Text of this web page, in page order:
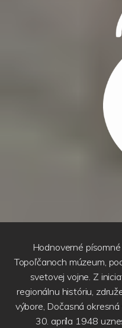
Hodnoverné
Topoľčanoch múzeum,
svetovej vojne. Z
regionálnu históriu,
výbore, Dočasná
30. apríla 1948